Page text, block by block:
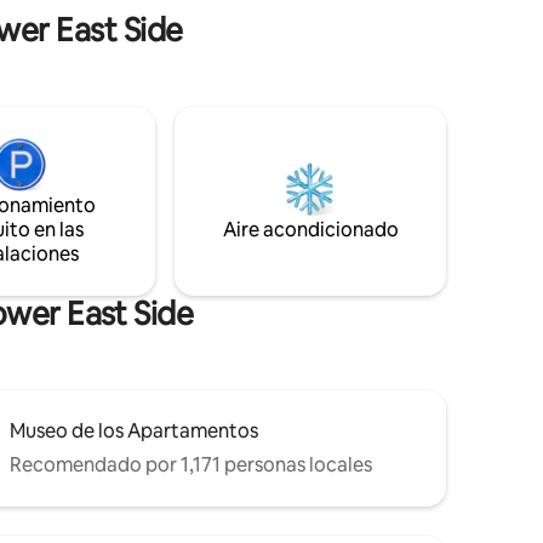
East Side
en las
Aire acondicionado
East Side
Museo de los Apartamentos
Recomendado por 1,171 personas locales